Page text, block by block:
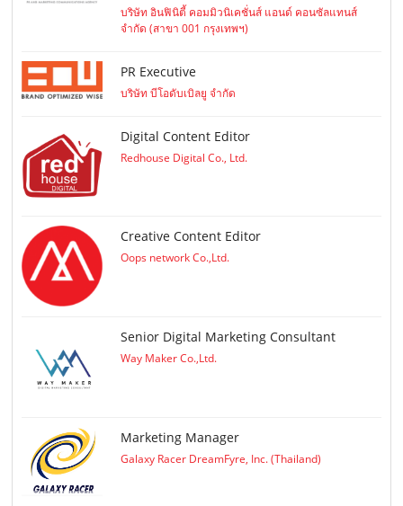
บริษัท อินฟินิตี้ คอมมิวนิเคชั่นส์ แอนด์ คอนซัลแทนส์
จำกัด (สาขา 001 กรุงเทพฯ)
PR Executive
บริษัท บีโอดับเบิลยู จำกัด
Digital Content Editor
Redhouse Digital Co., Ltd.
Creative Content Editor
Oops network Co.,Ltd.
Senior Digital Marketing Consultant
Way Maker Co.,Ltd.
Marketing Manager
Galaxy Racer DreamFyre, Inc. (Thailand)